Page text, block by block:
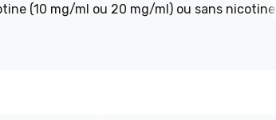
(10 mg/ml ou 20 mg/ml) ou sans nicotine,
cartouche par la nouvelle en un clic.